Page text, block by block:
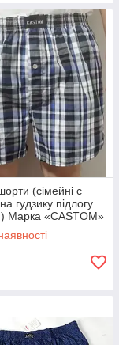
(сімейні c
гудзику підлогу
Марка «CASTOM»